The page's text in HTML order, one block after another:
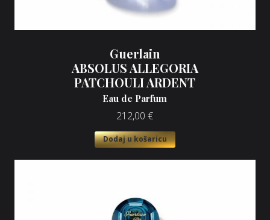
Guerlain
ABSOLUS ALLEGORIA
PATCHOULI ARDENT
Eau de Parfum
212,00 €
Dodaj u košaricu